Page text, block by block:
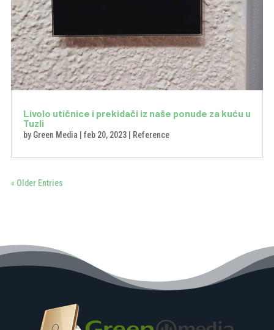
Livolo utičnice i prekidači iz naše ponude za kuću u
Tuzli
by Green Media feb 20, 2023| Reference
« Older Entries